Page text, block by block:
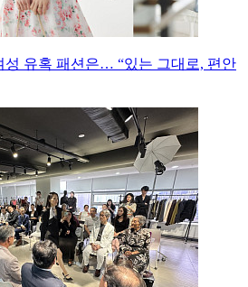
성 유혹 패션은… “있는 그대로, 편안